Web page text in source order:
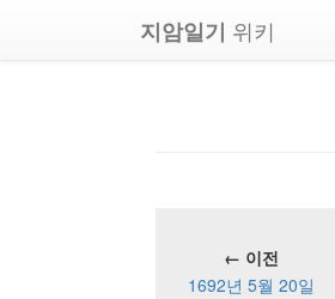
지암일기 위키
← 이전
1692년 5월 20일